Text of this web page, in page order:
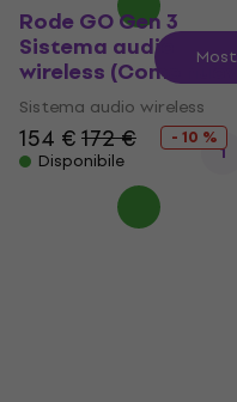
Rode GO Gen 3
Sistema audio
wireless (Come
Sistema audio wireless
154 €172 €
- 10 %
Disponibile
1